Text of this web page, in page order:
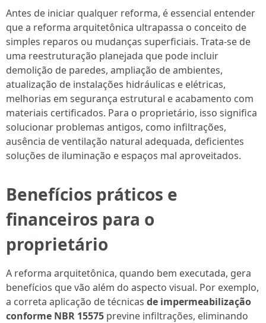
Antes de iniciar qualquer reforma, é essencial entender
que a reforma arquitetônica ultrapassa o conceito de
simples reparos ou mudanças superficiais. Trata-se de
uma reestruturação planejada que pode incluir
demolição de paredes, ampliação de ambientes,
atualização de instalações hidráulicas e elétricas,
melhorias em segurança estrutural e acabamento com
materiais certificados. Para o proprietário, isso significa
solucionar problemas antigos, como infiltrações,
ausência de ventilação natural adequada, deficientes
soluções de iluminação e espaços mal aproveitados.
Benefícios práticos e
financeiros para o
proprietário
A reforma arquitetônica, quando bem executada, gera
benefícios que vão além do aspecto visual. Por exemplo,
a correta aplicação de técnicas de impermeabilização
conforme NBR 15575 previne infiltrações, eliminando